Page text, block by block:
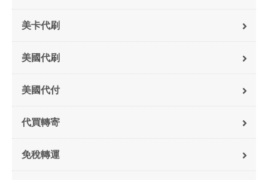
美卡代刷
美國代刷
美國代付
代買轉寄
免稅轉運